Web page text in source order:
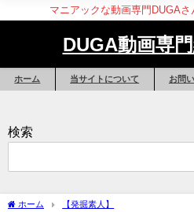
マニアックな動画専門DUGAさ
DUGA動画専
ホーム 当サイトについて お問
検索
ホーム 【発掘素人】